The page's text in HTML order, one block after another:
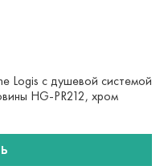
Logis с душевой системой
HG-PR212, хром